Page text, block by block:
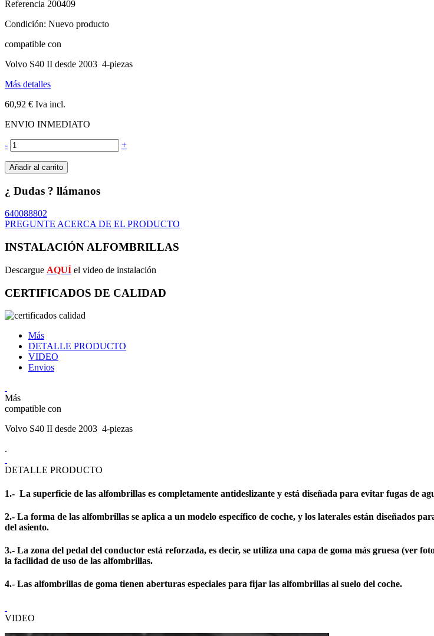
Referencia 200409
Condición: Nuevo producto
compatible con
Volvo S40 II desde 2003 4-piezas
Más detalles
60,92 € Iva incl.
ENVIO INMEDIATO
- +
Añadir al carrito
¿ Dudas ? llámanos
640088802
PREGUNTE ACERCA DE EL PRODUCTO
INSTALACIÓN ALFOMBRILLAS
Descargue AQUÍ el video de instalación
CERTIFICADOS DE CALIDAD
Más
DETALLE PRODUCTO
VIDEO
Envios
Más
compatible con
Volvo S40 II desde 2003 4-piezas
.
DETALLE PRODUCTO
1.- La superficie de las alfombrillas es completamente antideslizante y está diseñada para evitar fugas de
2.- La forma de las alfombrillas se aplica a un modelo específico de coche, y los laterales están diseñados
del asiento.
3.- La zona del pedal del conductor está reforzada, es decir, se utiliza una capa de goma más gruesa (ver
la facilidad de uso de las alfombrillas.
4.- Las alfombrillas de goma tienen aberturas especiales para fijar las alfombrillas al suelo del coche.
VIDEO